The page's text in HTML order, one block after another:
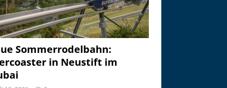
Sommerrodelbahn:
in Neustift im